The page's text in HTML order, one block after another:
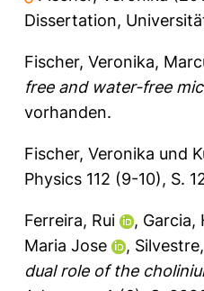
Dissertation,
Fischer, Veronika,
free and water-​free
vorhanden.
Fischer, Veronika und
Physics 112 (9-10), S.
Ferreira, Rui , Garcia,
Maria Jose
,
dual role of the